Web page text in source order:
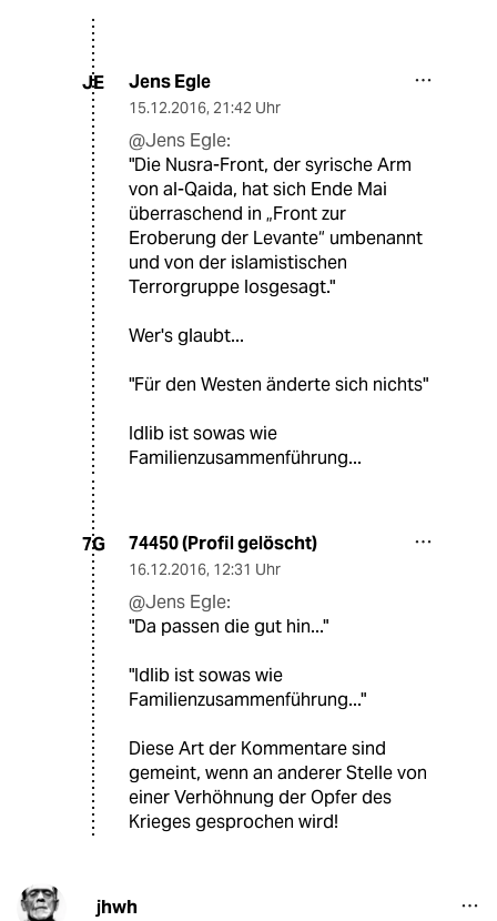
JE Jens Egle
15.12.2016, 21:42 Uhr
@Jens Egle:
"Die Nusra-Front, der syrische Arm
von al-Qaida, hat sich Ende Mai
überraschend in „Front zur
Eroberung der Levante“ umbenannt
und von der islamistischen
Terrorgruppe losgesagt."
Wer's glaubt...
"Für den Westen änderte sich nichts"
Idlib ist sowas wie
Familienzusammenführung...
7G 74450 (Profil gelöscht)
16.12.2016, 12:31 Uhr
@Jens Egle:
"Da passen die gut hin..."
"Idlib ist sowas wie
Familienzusammenführung..."
Diese Art der Kommentare sind
gemeint, wenn an anderer Stelle von
einer Verhöhnung der Opfer des
Krieges gesprochen wird!
jhwh